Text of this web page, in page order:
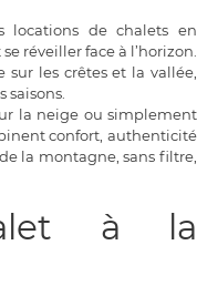
locations de chalets en
réveiller face à l’horizon.
les crêtes et la vallée,
saisons.
la neige ou simplement
confort, authenticité
la montagne, sans filtre,
à la